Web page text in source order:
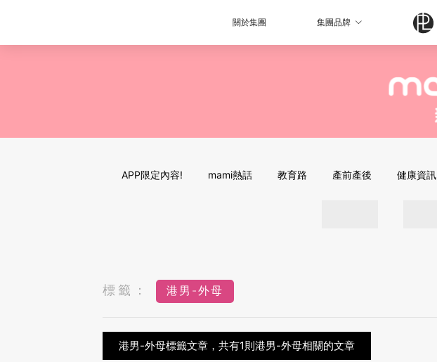
關於集團 集團品牌
APP限定內容! mami熱話 教育路 產前產後 健康資訊
標籤： 港男-外母
港男-外母標籤文章，共有1則港男-外母相關的文章